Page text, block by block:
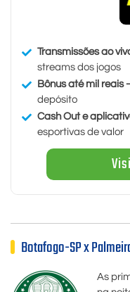
Transmissões ao
streams dos jogos
Bônus até mil reais
depósito
Cash Out e
esportivas de valor
Botafogo-SP x
As